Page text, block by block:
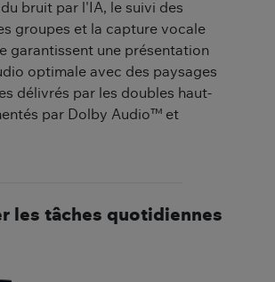
bruit par l'IA, le suivi des
groupes et la capture vocale
garantissent une présentation
optimale avec des paysages
délivrés par les doubles haut-
par Dolby Audio™ et
les tâches quotidiennes